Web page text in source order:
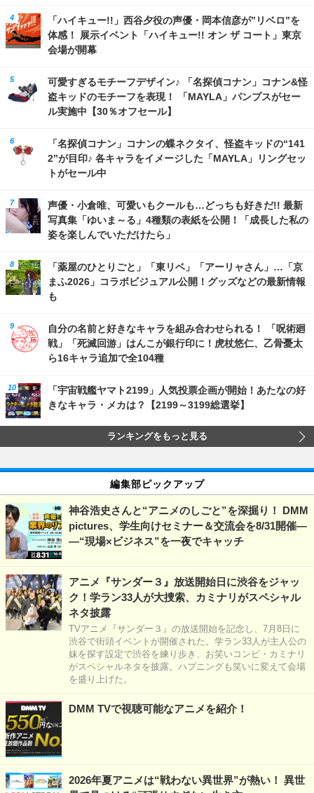
「ハイキュー!!」西谷夕役の声優・岡本信彦が”リベロ”を
体感！ 展示イベント「ハイキュー!! オン ザ コート」東京
会場が開幕
可愛すぎるモチーフデザイン♪ 「名探偵コナン」コナン&怪
盗キッドのモチーフを表現！ 「MAYLA」パンプスがセー
ル実施中【30％オフセール】
「名探偵コナン」コナンの蝶ネクタイ、怪盗キッドの“141
2”が目印♪ 各キャラをイメージした「MAYLA」リングセッ
トがセール中
声優・小倉唯、可愛いもクールも…どっちも好きだ!! 最新
写真集「ゆいま～る」4種類の表紙を公開！「成長した私の
姿を楽しんでいただけたら」
「薬屋のひとりごと」「東リベ」「アーリャさん」…「京
まふ2026」コラボビジュアル公開！グッズなどの最新情報
も
自分の名前と好きなキャラを組み合わせられる！ 「呪術廻
戦」「死滅回游」はんこが銀行印に！虎杖悠仁、乙骨憂太
ら16キャラ追加で全104種
「宇宙戦艦ヤマト2199」人気投票企画が開始！あたなの好
きなキャラ・メカは？【2199～3199総選挙】
ランキングをもっと見る
編集部ピックアップ
神谷浩史さんと“アニメのしごと”を深掘り！ DMM
pictures、学生向けセミナー＆交流会を8/31開催―
―“現場×ビジネス”を一夜でキャッチ
アニメ『サンダー３』放送開始日に渋谷をジャッ
ク！学ラン33人が大捜索、カミナリがスペシャル
ネタ披露
TVアニメ『サンダー３』の放送開始を記念し、7月8日に
渋谷で街頭イベントが開催された。学ラン33人が主人公の
妹を探す設定で渋谷を練り歩き、お笑いコンビ・カミナリ
がスペシャルネタを披露。ハプニングも笑いに変えて会場
を盛り上げた。
DMM TVで視聴可能なアニメを紹介！
2026年夏アニメは“戦わない異世界”が熱い！ 異世